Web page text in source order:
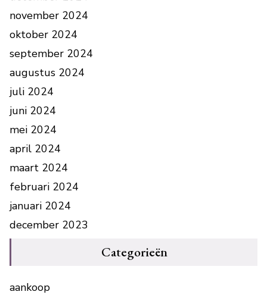
november 2024
oktober 2024
september 2024
augustus 2024
juli 2024
juni 2024
mei 2024
april 2024
maart 2024
februari 2024
januari 2024
december 2023
Categorieën
aankoop